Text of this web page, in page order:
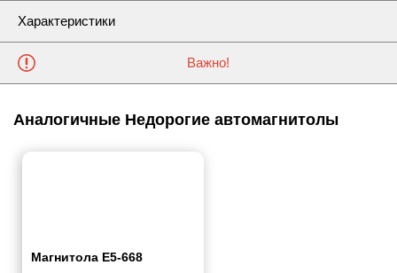
Характеристики
Важно!
Аналогичные Недорогие автомагнитолы
Магнитола E5-668